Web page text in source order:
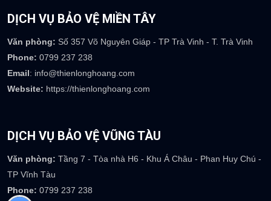
Văn phòng: 39 Mai Thúc Loan - Phường Tân Giang - TP Hà Tĩnh
Phone:
0917 754 237
Email: info@thienlonghoang.com
Website:https://thienlonghoang.com
Văn phòng: Số 357 Võ Nguyên Giáp - TP Trà Vinh - T. Trà Vinh
Phone:
0799 237 238
Email: info@thienlonghoang.com
Website: https://thienlonghoang.com